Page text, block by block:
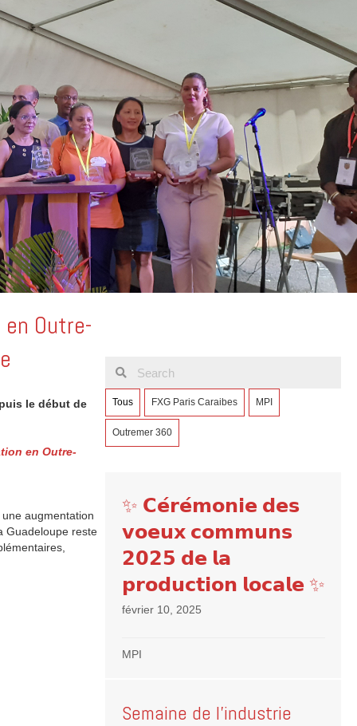
Outre-
le début de
en Outre-
augmentation
Guadeloupe reste
Tous FXG Paris Caraibes MPI
Outremer 360
✨ 𝗖𝗲́𝗿𝗲́𝗺𝗼𝗻𝗶𝗲 𝗱𝗲𝘀
𝘃𝗼𝗲𝘂𝘅 𝗰𝗼𝗺𝗺𝘂𝗻𝘀
𝟮𝟬𝟮𝟱 𝗱𝗲 𝗹𝗮
𝗽𝗿𝗼𝗱𝘂𝗰𝘁𝗶𝗼𝗻 𝗹𝗼𝗰𝗮𝗹𝗲 ✨
février 10, 2025
MPI
Semaine de l’industrie